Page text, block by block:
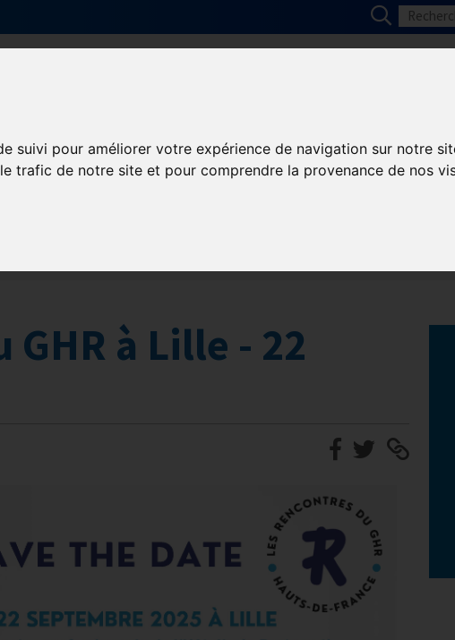
suivi pour améliorer votre expérience de navigation sur notre
trafic de notre site et pour comprendre la provenance de nos
France
GHR à Lille - 22